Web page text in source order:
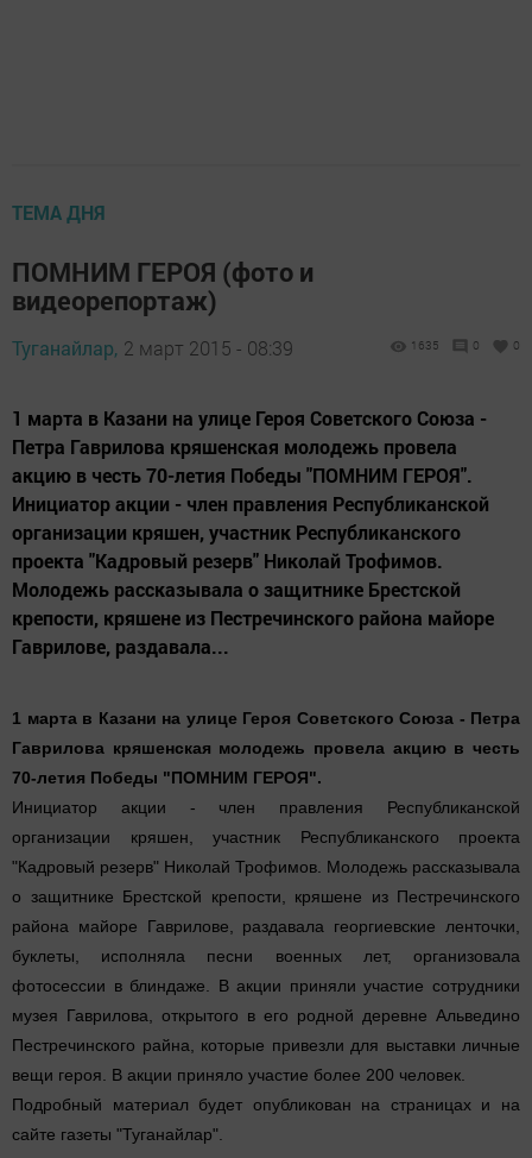
ТЕМА ДНЯ
ПОМНИМ ГЕРОЯ (фото и
видеорепортаж)
Туганайлар, 2 март 2015 - 08:39 1635 0 0
1 марта в Казани на улице Героя Советского Союза -
Петра Гаврилова кряшенская молодежь провела
акцию в честь 70-летия Победы "ПОМНИМ ГЕРОЯ".
Инициатор акции - член правления Республиканской
организации кряшен, участник Республиканского
проекта "Кадровый резерв" Николай Трофимов.
Молодежь рассказывала о защитнике Брестской
крепости, кряшене из Пестречинского района майоре
Гаврилове, раздавала...
1 марта в Казани на улице Героя Советского Союза - Петра
Гаврилова кряшенская молодежь провела акцию в честь
70-летия Победы "ПОМНИМ ГЕРОЯ".
Инициатор акции - член правления Республиканской
организации кряшен, участник Республиканского проекта
"Кадровый резерв" Николай Трофимов. Молодежь рассказывала
о защитнике Брестской крепости, кряшене из Пестречинского
района майоре Гаврилове, раздавала георгиевские ленточки,
буклеты, исполняла песни военных лет, организовала
фотосессии в блиндаже. В акции приняли участие сотрудники
музея Гаврилова, открытого в его родной деревне Альведино
Пестречинского райна, которые привезли для выставки личные
вещи героя. В акции приняло участие более 200 человек.
Подробный материал будет опубликован на страницах и на
сайте газеты "Туганайлар".